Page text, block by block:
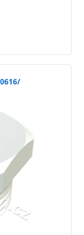
12 PA /2030616/